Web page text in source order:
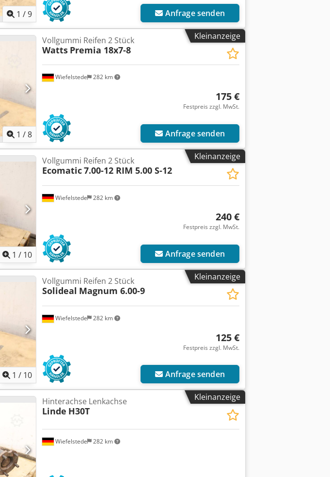
1 /9 Anfrage senden
Kleinanzeige
1 /8
Wiefelstede 282 km
Vollgummi Reifen 2 Stück
Watts Premia 18x7-8
175 €
Festpreis zzgl. MwSt.
Anfrage senden
Kleinanzeige
1 / 10
Wiefelstede 282 km
Vollgummi Reifen 2 Stück
Ecomatic7.00-12 RIM 5.00 S-12
240 €
Festpreis zzgl. MwSt.
Anfrage senden
Kleinanzeige
1 / 10
Wiefelstede 282 km
Vollgummi Reifen 2 Stück
Solideal Magnum 6.00-9
125 €
Festpreis zzgl. MwSt.
Anfrage senden
Kleinanzeige
Wiefelstede 282 km
Hinterachse Lenkachse
Linde H30T